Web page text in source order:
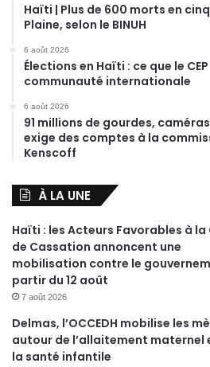
Haïti | Plus de 600 morts en
Plaine, selon le BINUH
6 août 2026
Élections en Haïti : ce que le
communauté internationale
6 août 2026
91 millions de gourdes,
exige des comptes à la
Kenscoff
À LA UNE
Haïti : les Acteurs Favorables à la
de Cassation annoncent une
mobilisation contre le
partir du 12 août
7 août 2026
Delmas, l’OCCEDH mobilise les
autour de l’allaitement maternel
la santé infantile